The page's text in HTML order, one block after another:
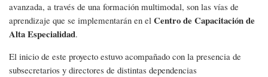
avanzada, a través de una formación multimodal, son las vías de
aprendizaje que se implementarán en el Centro de Capacitación de
Alta Especialidad.
El inicio de este proyecto estuvo acompañado con la presencia de
subsecretarios y directores de distintas dependencias